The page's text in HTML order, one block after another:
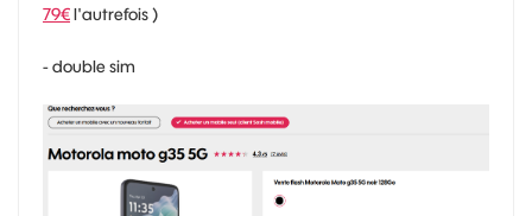
79€l'autrefois )
- double sim